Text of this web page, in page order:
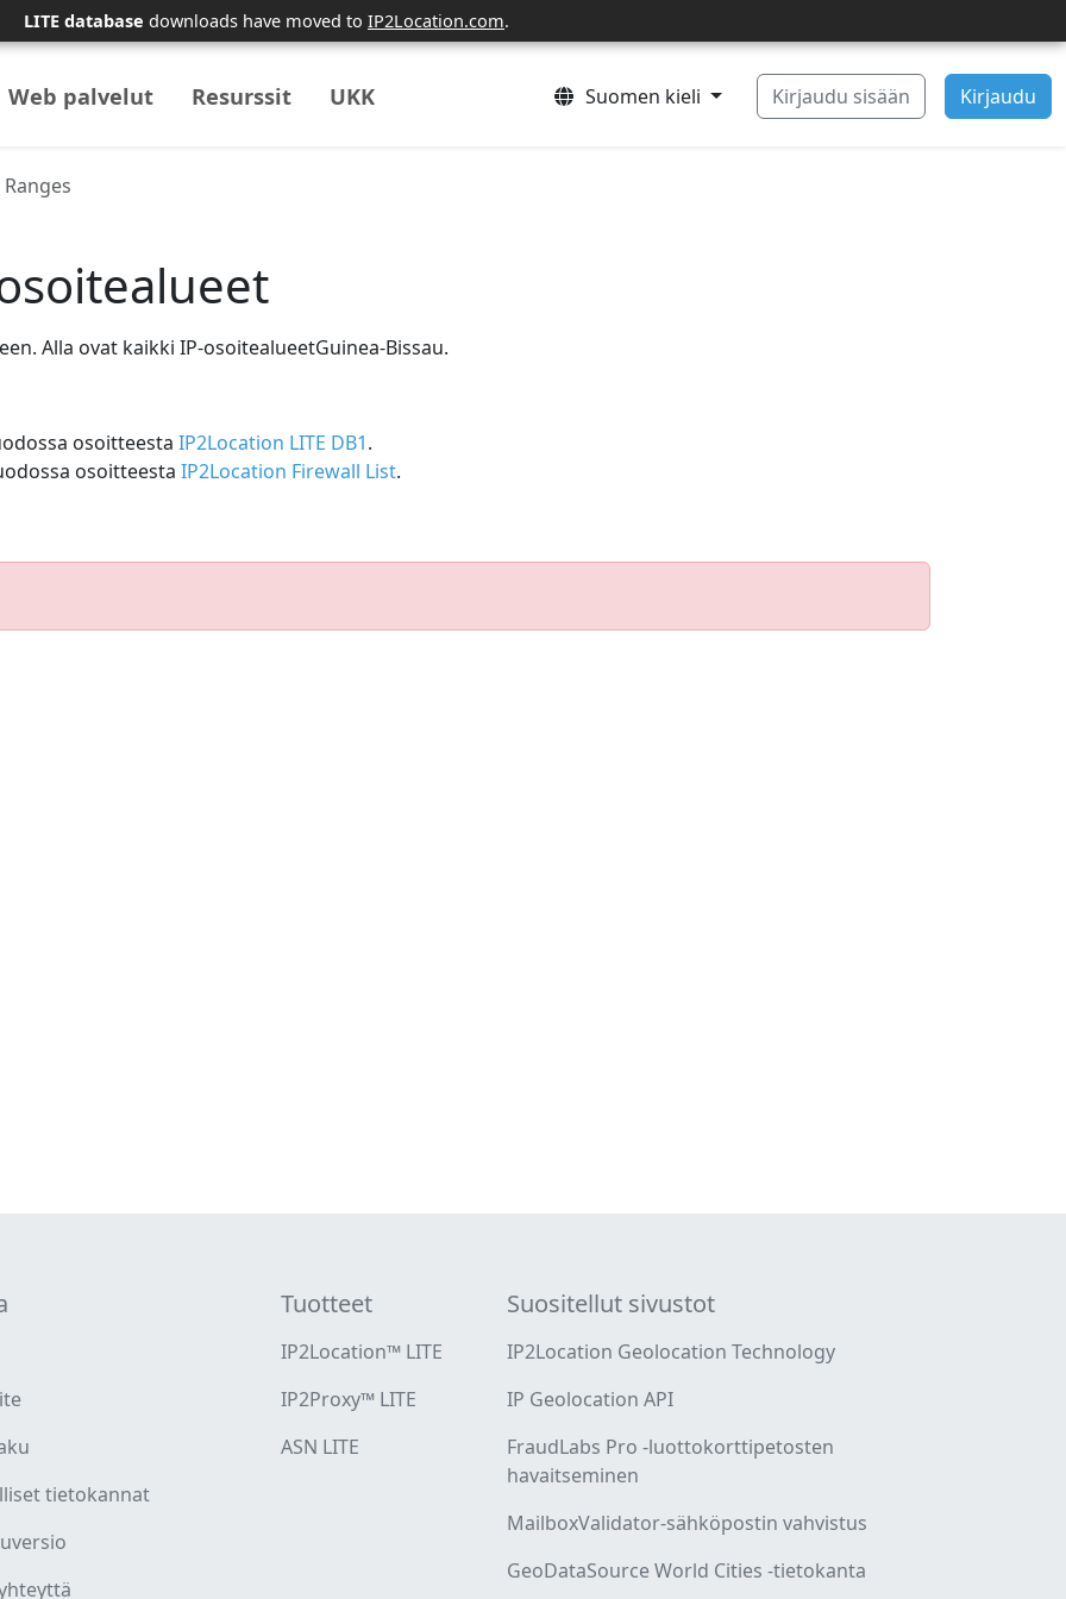
LITE database downloads have moved to IP2Location.com.
Web palvelut Resurssit UKK Suomen kieli Kirjaudu sisään Kirjaudu
Alla ovat kaikki IP-osoitealueetGuinea-Bissau.
osoitteesta IP2Location LITE DB1.
osoitteesta IP2Location Firewall List.
tietokannat
Tuotteet
IP2Location™ LITE
IP2Proxy™ LITE
ASN LITE
Suositellut sivustot
IP2Location Geolocation Technology
IP Geolocation API
FraudLabs Pro -luottokorttipetosten
havaitseminen
MailboxValidator-sähköpostin vahvistus
GeoDataSource World Cities -tietokanta